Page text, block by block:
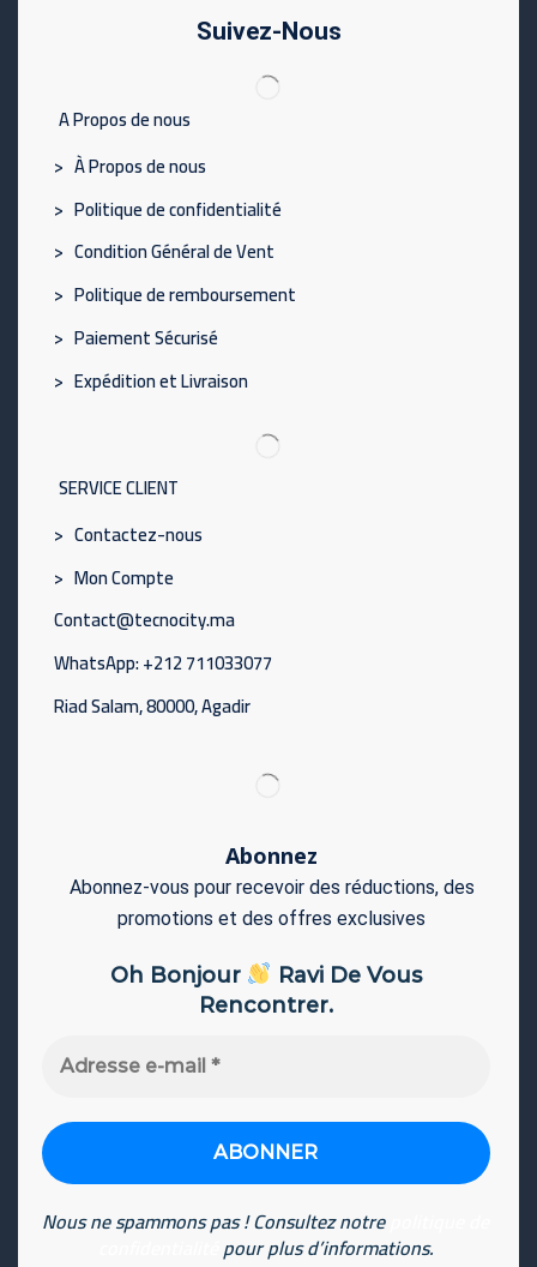
Suivez-Nous
A Propos de nous
> À Propos de nous
> Politique de confidentialité
> Condition Général de Vent
> Politique de remboursement
> Paiement Sécurisé
> Expédition et Livraison
SERVICE CLIENT
> Contactez-nous
> Mon Compte
Contact@tecnocity.ma
WhatsApp: +212 711033077
Riad Salam, 80000, Agadir
Abonnez
Abonnez-vous pour recevoir des réductions, des
promotions et des offres exclusives
Oh Bonjour
Ravi De Vous
Rencontrer.
Nous ne spammons pas ! Consultez notre
pour plus d’informations.